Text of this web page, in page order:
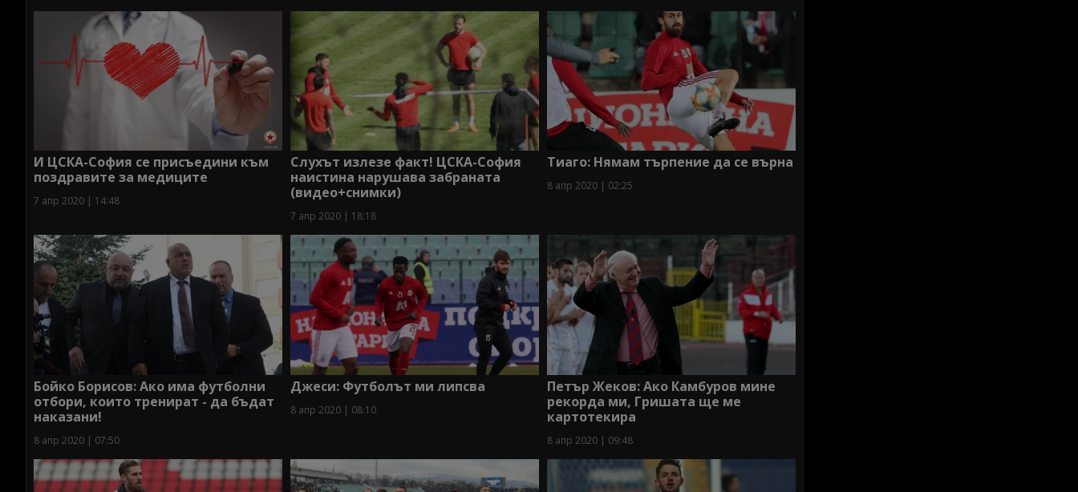
И ЦСКА-София се присъедини към
поздравите за медиците
7 апр 2020 | 14:48
Слухът излезе факт! ЦСКА-София
наистина нарушава забраната
(видео+снимки)
7 апр 2020 | 18:18
Тиаго: Нямам търпение да се върна
8 апр 2020 | 02:25
Бойко Борисов: Ако има футболни
отбори, които тренират - да бъдат
наказани!
8 апр 2020 | 07:50
Джеси: Футболът ми липсва
8 апр 2020 | 08:10
Петър Жеков: Ако Камбуров мине
рекорда ми, Гришата ще ме
картотекира
8 апр 2020 | 09:48